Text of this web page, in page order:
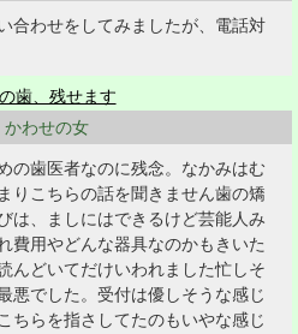
合わせをしてみましたが、電話対
歯、残せます
わせの女
の歯医者なのに残念。なかみはむ
りこちらの話を聞きません歯の矯
は、ましにはできるけど芸能人み
費用やどんな器具なのかもきいた
んどいてだけいわれました忙しそ
悪でした。受付は優しそうな感じ
ちらを指さしてたのもいやな感じ